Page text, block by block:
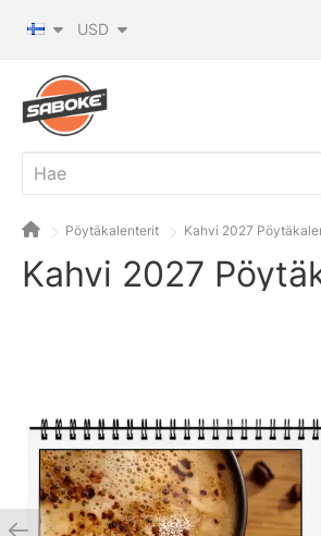
USD
Pöytäkalenterit Kahvi 2027
Kahvi 2027